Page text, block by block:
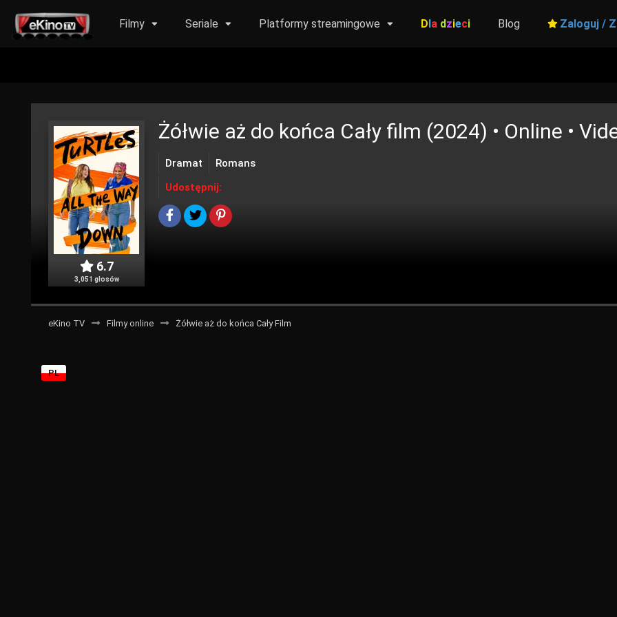
Filmy Seriale Platformy streamingowe Dla dzieci Blog Zaloguj /
6.7
3,051 głosów
Żółwie aż do końca Cały film (2024) • Online •
Dramat
Romans
Udostępnij:
eKino TV Filmy online Żółwie aż do końca Cały Film
PL